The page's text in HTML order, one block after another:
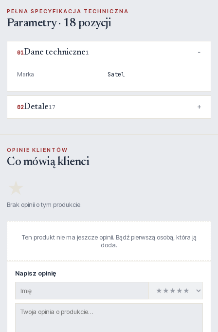
PEŁNA SPECYFIKACJA TECHNICZNA
Parametry · 18 pozycji
01Dane techniczne1
Marka Satel
02Detale17
OPINIE KLIENTÓW
Co mówią klienci
Brak opinii o tym produkcie.
Ten produkt nie ma jeszcze opinii. Bądź pierwszą osobą, która ją
doda.
Napisz opinię